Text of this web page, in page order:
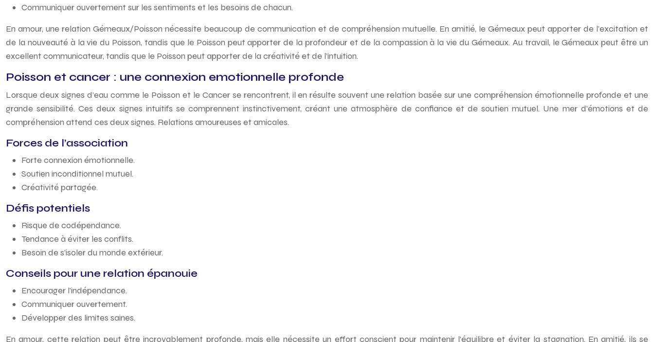
Communiquer ouvertement sur les sentiments et les besoins de chacun.
En amour, une relation Gémeaux/Poisson nécessite beaucoup de communication et de compréhension mutuelle. En amitié, le Gémeaux peut apporter de l’excitation et
de la nouveauté à la vie du Poisson, tandis que le Poisson peut apporter de la profondeur et de la compassion à la vie du Gémeaux. Au travail, le Gémeaux peut être un
excellent communicateur, tandis que le Poisson peut apporter de la créativité et de l’intuition.
Poisson et cancer : une connexion emotionnelle profonde
Lorsque deux signes d’eau comme le Poisson et le Cancer se rencontrent, il en résulte souvent une relation basée sur une compréhension émotionnelle profonde et une
grande sensibilité. Ces deux signes intuitifs se comprennent instinctivement, créant une atmosphère de confiance et de soutien mutuel. Une mer d’émotions et de
compréhension attend ces deux signes. Relations amoureuses et amicales.
Forces de l’association
Forte connexion émotionnelle.
Soutien inconditionnel mutuel.
Créativité partagée.
Défis potentiels
Risque de codépendance.
Tendance à éviter les conflits.
Besoin de s’isoler du monde extérieur.
Conseils pour une relation épanouie
Encourager l’indépendance.
Communiquer ouvertement.
Développer des limites saines.
En amour, cette relation peut être incroyablement profonde, mais elle nécessite un effort conscient pour maintenir l’équilibre et éviter la stagnation. En amitié, ils se